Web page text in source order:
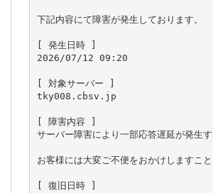
下記内容にて障害が発生しております。
[ 発生日時 ]
2026/07/12 09:20
[ 対象サーバー ]
tky008.cbsv.jp
[ 障害内容 ]
サーバー障害により一部応答遅延が発生
お客様には大変ご不便をおかけしますこ
[ 復旧日時 ]